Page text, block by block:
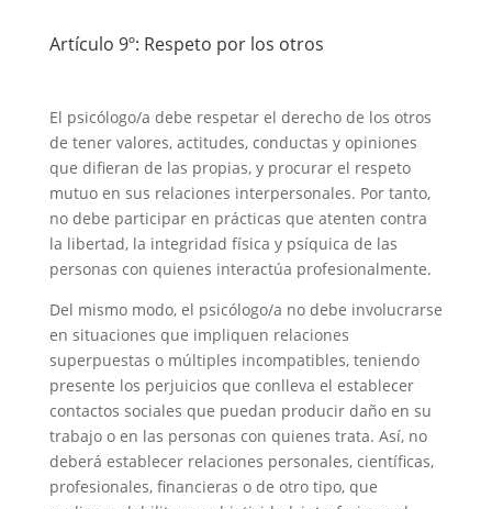
Artículo 9º: Respeto por los otros
El psicólogo/a debe respetar el derecho de los otros
de tener valores, actitudes, conductas y opiniones
que difieran de las propias, y procurar el respeto
mutuo en sus relaciones interpersonales. Por tanto,
no debe participar en prácticas que atenten contra
la libertad, la integridad física y psíquica de las
personas con quienes interactúa profesionalmente.
Del mismo modo, el psicólogo/a no debe involucrarse
en situaciones que impliquen relaciones
superpuestas o múltiples incompatibles, teniendo
presente los perjuicios que conlleva el establecer
contactos sociales que puedan producir daño en su
trabajo o en las personas con quienes trata. Así, no
deberá establecer relaciones personales, científicas,
profesionales, financieras o de otro tipo, que